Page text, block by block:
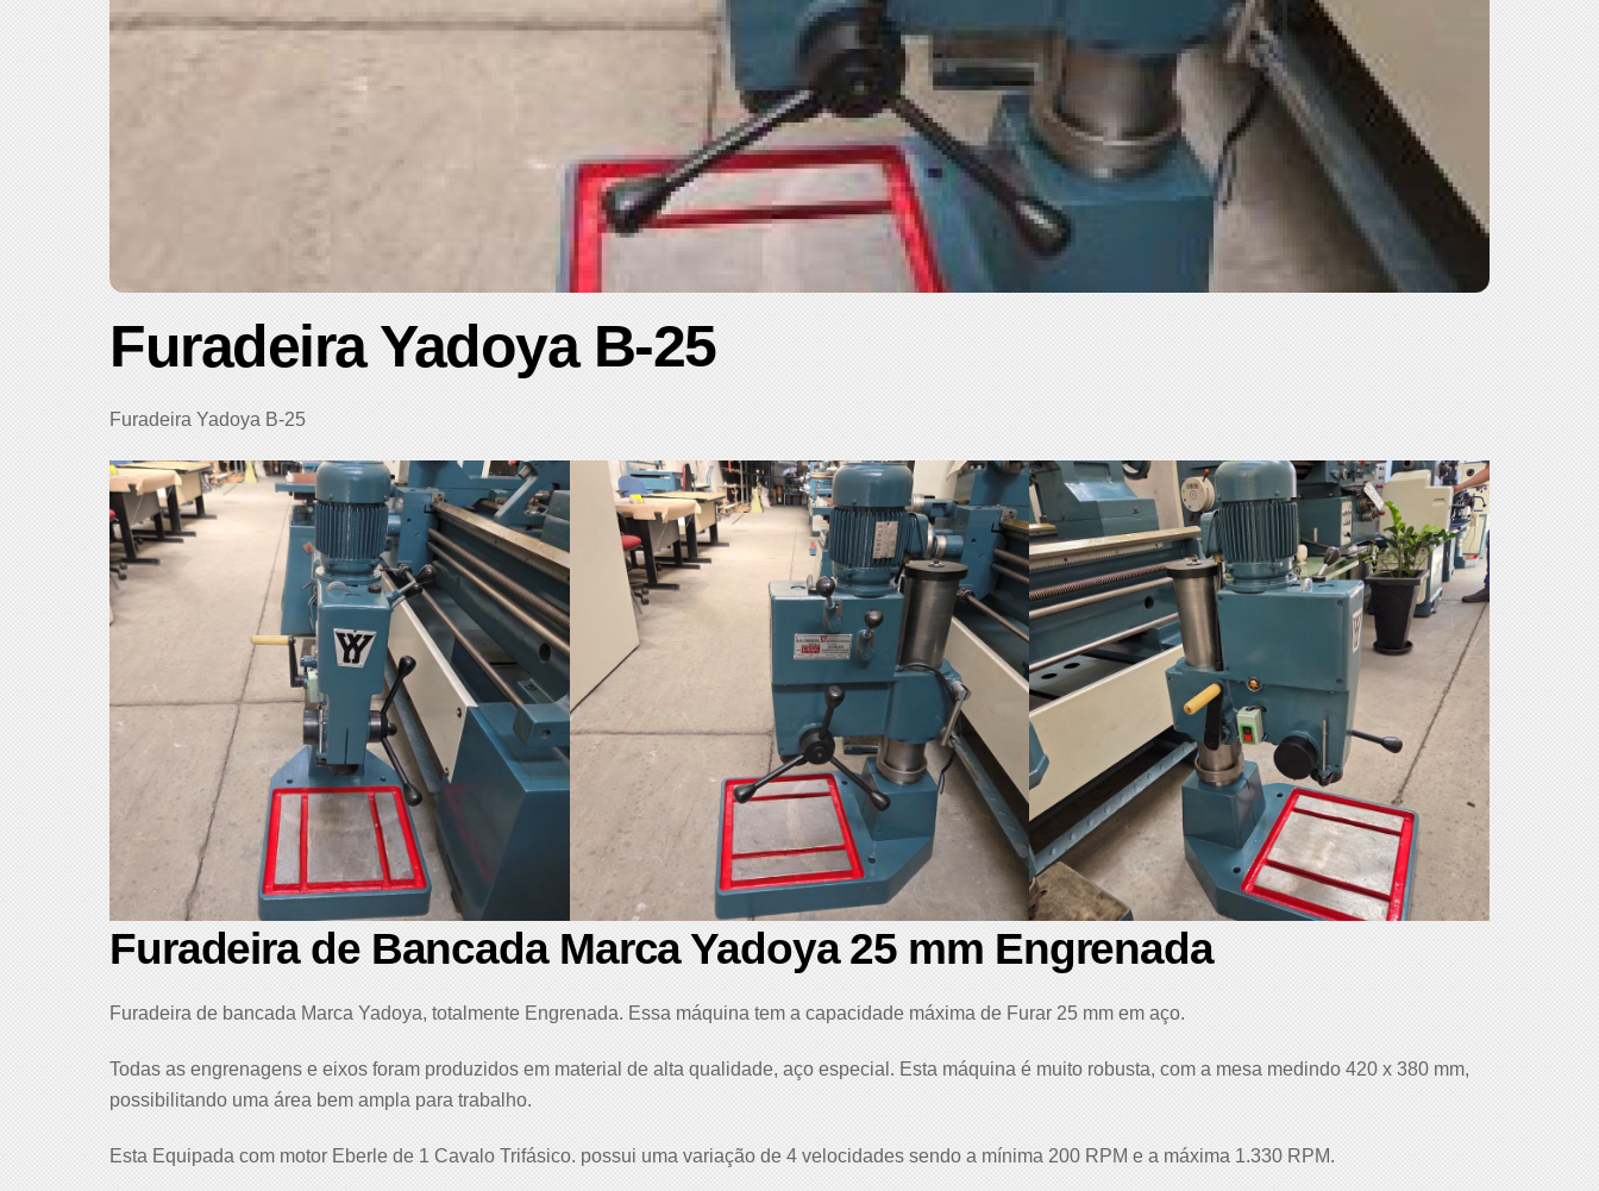
Furadeira Yadoya B-25
Furadeira Yadoya B-25
Furadeira de Bancada Marca Yadoya 25 mm Engrenada
Furadeira de bancada Marca Yadoya, totalmente Engrenada. Essa máquina tem a capacidade máxima de Furar 25 mm em aço.
Todas as engrenagens e eixos foram produzidos em material de alta qualidade, aço especial. Esta máquina é muito robusta, com a mesa medindo 420 x 380 mm,
possibilitando uma área bem ampla para trabalho.
Esta Equipada com motor Eberle de 1 Cavalo Trifásico. possui uma variação de 4 velocidades sendo a mínima 200 RPM e a máxima 1.330 RPM.